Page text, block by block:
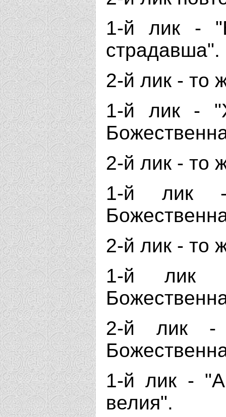
1-й лик -
страдавша".
2-й лик - то
1-й лик -
2-й лик - то
1-й лик
2-й лик - то
1-й лик
2-й лик -
1-й лик -
велия".